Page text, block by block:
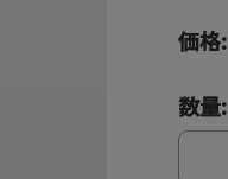
価格:
数量: